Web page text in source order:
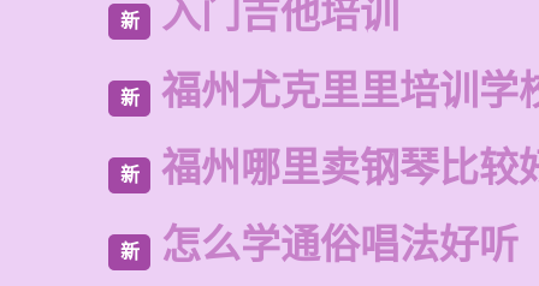
新 入门吉他培训
新 福州尤克里里培训学
新 福州哪里卖钢琴比较
新 怎么学通俗唱法好听